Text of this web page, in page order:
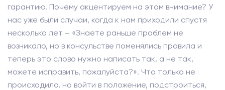
гарантию. Почему акцентируем на этом внимание? У
нас уже были случаи, когда к нам приходили спустя
несколько лет – «Знаете раньше проблем не
возникало, но в консульстве поменялись правила и
теперь это слово нужно написать так, а не так,
можете исправить, пожалуйста?». Что только не
происходило, но войти в положение, подстроиться,